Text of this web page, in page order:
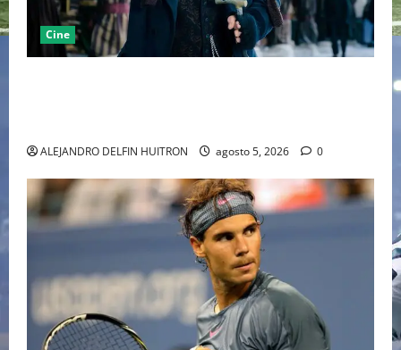
Cine
ALEJANDRO DELFIN HUITRON agosto 5, 2026 0